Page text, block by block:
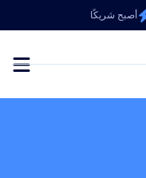
أصبح شريكًا